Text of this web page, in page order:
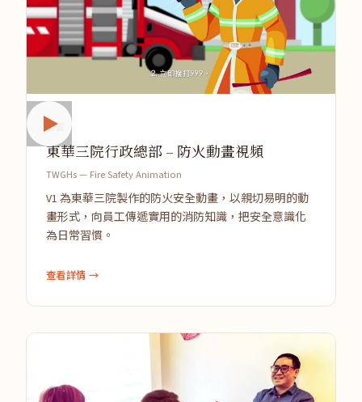
動畫
東華三院行政總部 – 防火動畫視頻
TWGHs — Fire Safety Animation
V1 為東華三院製作的防火安全動畫，以親切易明的動
畫形式，向員工傳遞實用的消防知識，把安全意識化
為日常習慣。
查看詳情 →